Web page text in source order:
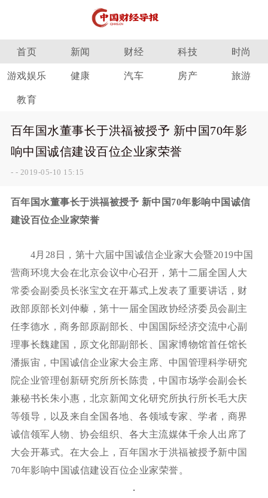
首页 新闻 财经 科技 时尚
游戏娱乐 健康 汽车 房产 旅游
教育
百年国水董事长于洪福被授予 新中国70年影
响中国诚信建设百位企业家荣誉
- - 2019-05-10 15:15
百年国水董事长于洪福被授予 新中国70年影响中国诚信
建设百位企业家荣誉
4月28日，第十六届中国诚信企业家大会暨2019中国
营商环境大会在北京会议中心召开，第十二届全国人大
常委会副委员长张宝文在开幕式上发表了重要讲话，财
政部原部长刘仲藜，第十一届全国政协经济委员会副主
任李德水，商务部原副部长、中国国际经济交流中心副
理事长魏建国，原文化部副部长、国家博物馆首任馆长
潘振宙，中国诚信企业家大会主席、中国管理科学研究
院企业管理创新研究所所长陈贵，中国市场学会副会长
兼秘书长朱小惠，北京新闻文化研究所执行所长毛大庆
等领导，以及来自全国各地、各领域专家、学者，商界
诚信领军人物、协会组织、各大主流媒体千余人出席了
大会开幕式。在大会上，百年国水于洪福被授予新中国
70年影响中国诚信建设百位企业家荣誉。